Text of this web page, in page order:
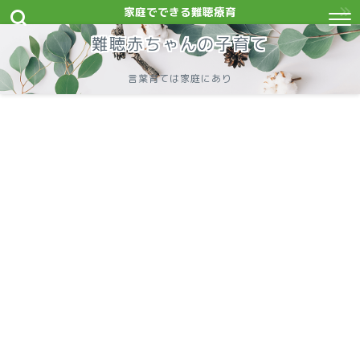
家庭でできる難聴療育
難聴赤ちゃんの子育て
言葉育ては家庭にあり